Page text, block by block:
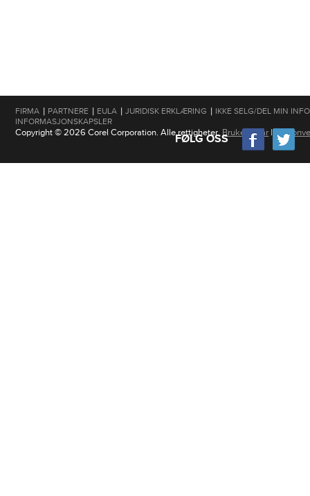
FIRMA | PARTNERE | EULA | JURIDISK ERKLÆRING | IKKE SELG/DEL MIN
INFORMASJONSKAPSLER
Copyright © 2026 Corel Corporation. Alle rettigheter. Brukervilkår |
FØLG OSS